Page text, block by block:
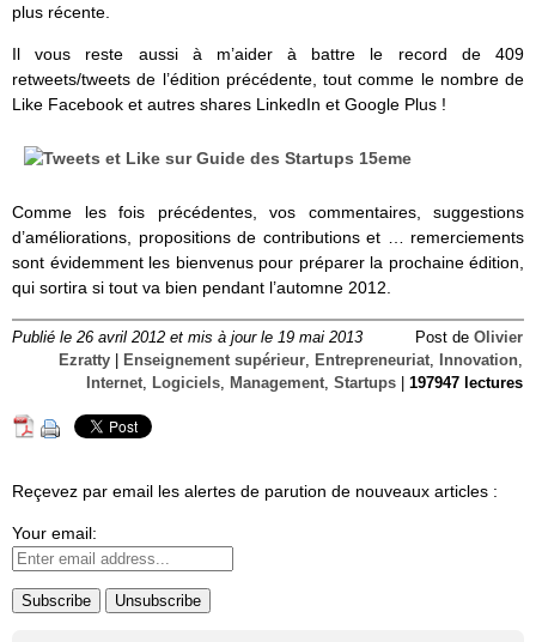
plus récente.
Il vous reste aussi à m’aider à battre le record de 409
retweets/tweets de l’édition précédente, tout comme le nombre de
Like Facebook et autres shares LinkedIn et Google Plus !
Comme les fois précédentes, vos commentaires, suggestions
d’améliorations, propositions de contributions et … remerciements
sont évidemment les bienvenus pour préparer la prochaine édition,
qui sortira si tout va bien pendant l’automne 2012.
Publié le 26 avril 2012 et mis à jour le 19 mai 2013 Post de Olivier
Ezratty
Enseignement supérieur, Entrepreneuriat, Innovation,
Internet, Logiciels, Management, Startups 197947 lectures
Reçevez par email les alertes de parution de nouveaux articles :
Your email: